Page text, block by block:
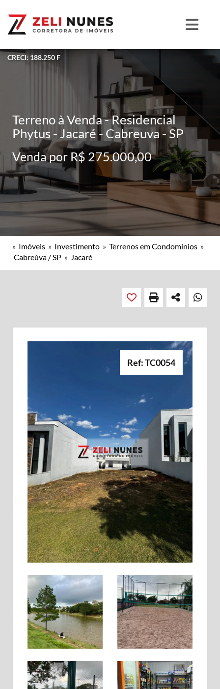
CRECI: 188.250 F
Terreno à Venda - Residencial
Phytus - Jacaré - Cabreuva - SP
Venda por R$ 275.000,00
» Imóveis » Investimento » Terrenos em Condomínios »
Cabreúva / SP » Jacaré
Ref: TC0054